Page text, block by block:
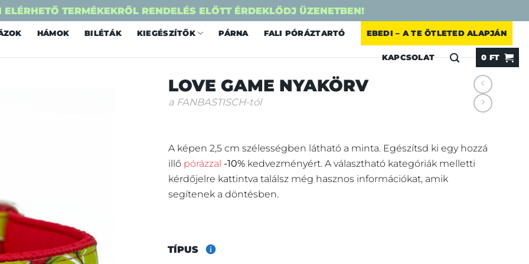
TERMÉKEKRŐL RENDELÉS ELŐTT ÉRDEKLŐDJ ÜZENETBEN!
HÁMOK BILÉTÁK KIEGÉSZÍTŐK PÁRNA FALI PÓRÁZTARTÓ EBEDI – A TE ÖTLETED ALAPJÁN
KAPCSOLAT 0 FT
LOVE GAME NYAKÖRV
a FANBASTISCH-tól
A képen 2,5 cm szélességben látható a minta. Egészítsd ki egy hozzá
illő pórázzal -10%kedvezményért. A választható kategóriák melletti
kérdőjelre kattintva találsz még hasznos információkat, amik
segítenek a döntésben.
TÍPUS